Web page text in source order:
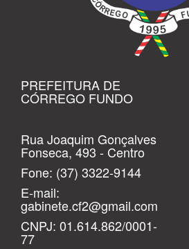
PREFEITURA DE
CÓRREGO FUNDO
Rua Joaquim Gonçalves
Fonseca, 493 - Centro
Fone: (37) 3322-9144
E-mail:
gabinete.cf2@gmail.com
CNPJ: 01.614.862/0001-
77